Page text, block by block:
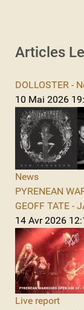
Articles
DOLLOSTER -
10 Mai 2026
News
PYRENEAN
GEOFF TATE -
14 Avr 2026
Live report